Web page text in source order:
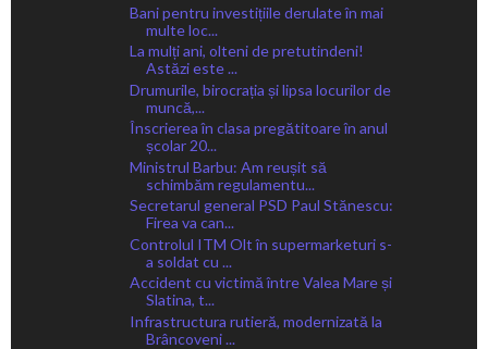
Bani pentru investițiile derulate în mai
multe loc...
La mulți ani, olteni de pretutindeni!
Astăzi este ...
Drumurile, birocrația și lipsa locurilor de
muncă,...
Înscrierea în clasa pregătitoare în anul
școlar 20...
Ministrul Barbu: Am reușit să
schimbăm regulamentu...
Secretarul general PSD Paul Stănescu:
Firea va can...
Controlul ITM Olt în supermarketuri s-
a soldat cu ...
Accident cu victimă între Valea Mare și
Slatina, t...
Infrastructura rutieră, modernizată la
Brâncoveni ...